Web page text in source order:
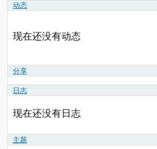
动态
现在还没有动态
分享
日志
现在还没有日志
主题